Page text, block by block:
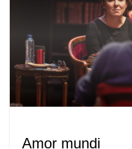
Amor mundi